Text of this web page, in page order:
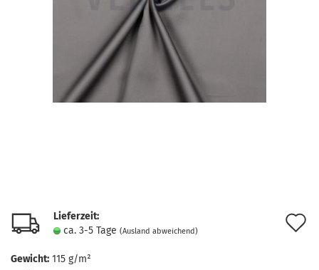
Lieferzeit:
ca. 3-5 Tage (Ausland abweichend)
Gewicht: 115 g/m²